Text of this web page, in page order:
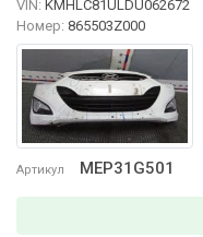
Артикул MEP31G501
VIN: KMHLC81ULDU062672
Номер: 865503Z000